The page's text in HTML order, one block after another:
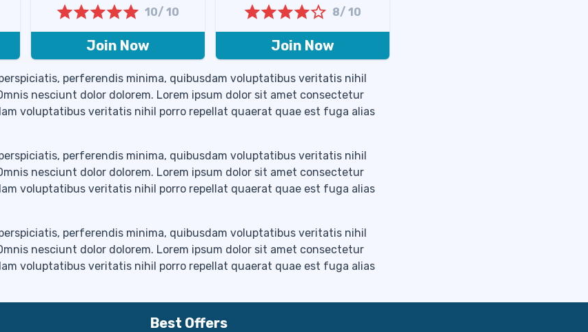
10/ 10
Join Now
8/ 10
Join Now
perferendis minima, quibusdam voluptatibus veritatis nihil
nesciunt dolor dolorem. Lorem ipsum dolor sit amet consectetur
voluptatibus veritatis nihil porro repellat quaerat quae est fuga alias
perferendis minima, quibusdam voluptatibus veritatis nihil
nesciunt dolor dolorem. Lorem ipsum dolor sit amet consectetur
voluptatibus veritatis nihil porro repellat quaerat quae est fuga alias
perferendis minima, quibusdam voluptatibus veritatis nihil
nesciunt dolor dolorem. Lorem ipsum dolor sit amet consectetur
voluptatibus veritatis nihil porro repellat quaerat quae est fuga alias
Best Offers